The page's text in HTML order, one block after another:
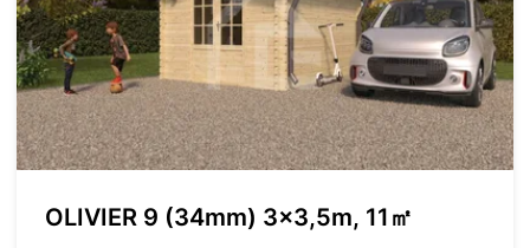
OLIVIER 9 (34mm) 3×3,5m, 11㎡